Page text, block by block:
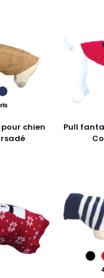
chien
Pull